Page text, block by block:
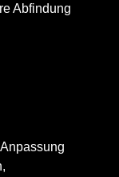
Abfindung